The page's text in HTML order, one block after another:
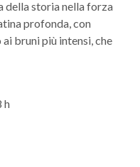
della storia nella forza
profonda, con
bruni più intensi, che
h